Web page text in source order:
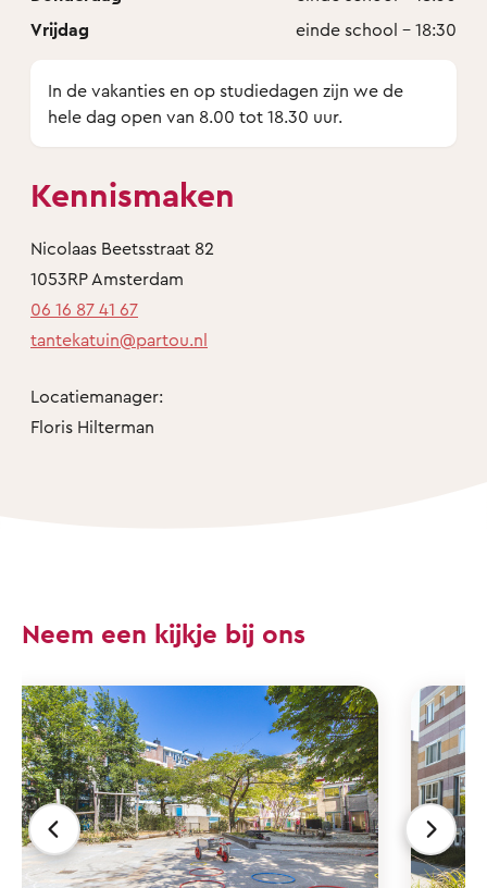
Vrijdag
einde school - 18:30
In de vakanties en op studiedagen zijn we de
hele dag open van 8.00 tot 18.30 uur.
Kennismaken
Nicolaas Beetsstraat 82
1053RP Amsterdam
06 16 87 41 67
tantekatuin@partou.nl
Locatiemanager:
Floris Hilterman
Neem een kijkje bij ons